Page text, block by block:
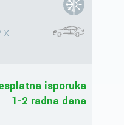
XL
isporuka
1-2 radna dana